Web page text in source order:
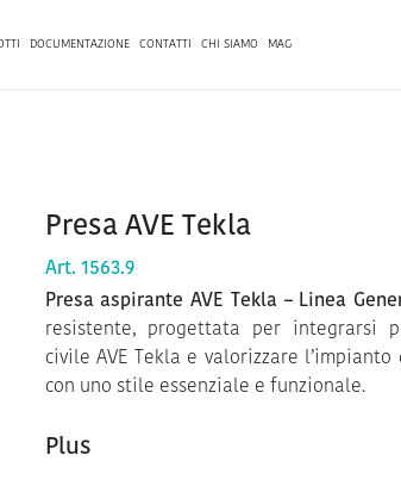
DOCUMENTAZIONE CONTATTI CHI SIAMO MAG
Presa AVE Tekla
Art. 1563.9
Presa aspirante AVE Tekla – Linea
resistente, progettata per integrarsi
civile AVE Tekla e valorizzare
con uno stile essenziale e funzionale.
Plus